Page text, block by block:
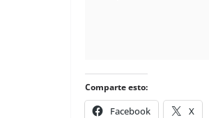
Comparte esto:
Facebook X